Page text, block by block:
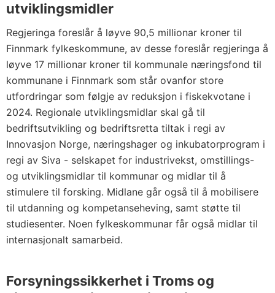
utviklingsmidler
Regjeringa foreslår å løyve 90,5 millionar kroner til
Finnmark fylkeskommune, av desse foreslår regjeringa å
løyve 17 millionar kroner til kommunale næringsfond til
kommunane i Finnmark som står ovanfor store
utfordringar som følgje av reduksjon i fiskekvotane i
2024. Regionale utviklingsmidlar skal gå til
bedriftsutvikling og bedriftsretta tiltak i regi av
Innovasjon Norge, næringshager og inkubatorprogram i
regi av Siva - selskapet for industrivekst, omstillings-
og utviklingsmidlar til kommunar og midlar til å
stimulere til forsking. Midlane går også til å mobilisere
til utdanning og kompetanseheving, samt støtte til
studiesenter. Noen fylkeskommunar får også midlar til
internasjonalt samarbeid.
Forsyningssikkerhet i Troms og